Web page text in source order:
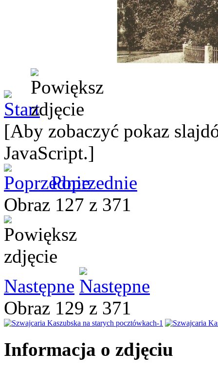
[Aby zobaczyć pokaz
JavaScript.]
Poprzednie
Obraz 127 z 371
Następne
Obraz 129 z 371
Informacja o zdjęciu